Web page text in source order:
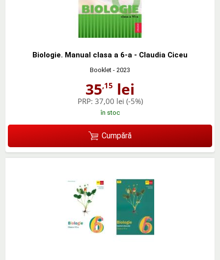
Biologie. Manual clasa a 6-a - Claudia Ciceu
Booklet - 2023
35,15 lei
PRP: 37,00 lei (-5%)
în stoc
Cumpără